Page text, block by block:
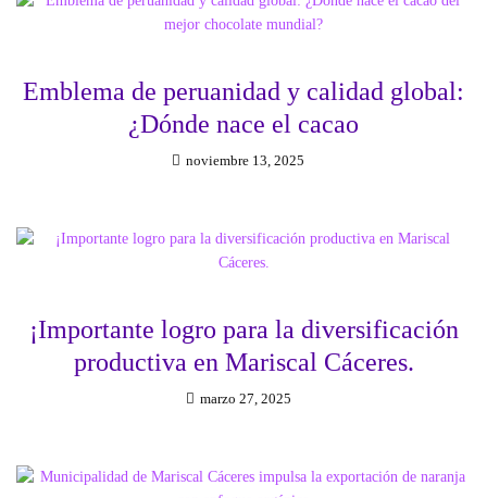
Emblema de peruanidad y calidad global:
¿Dónde nace el cacao
noviembre 13, 2025
¡Importante logro para la diversificación
productiva en Mariscal Cáceres.
marzo 27, 2025